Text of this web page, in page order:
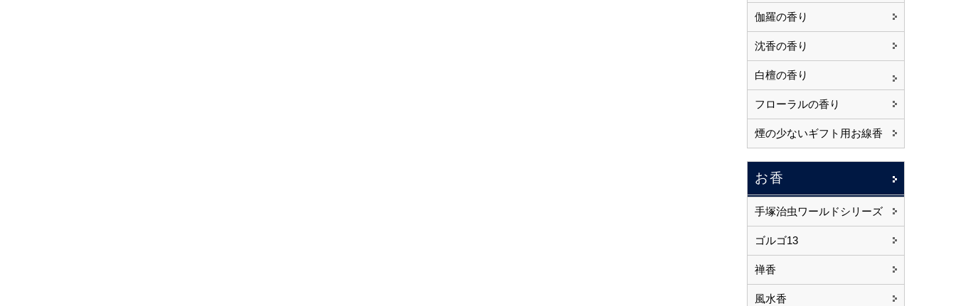
伽羅の香り
沈香の香り
白檀の香り
フローラルの香り
煙の少ないギフト用お線香
お香
手塚治虫ワールドシリーズ
ゴルゴ13
禅香
風水香